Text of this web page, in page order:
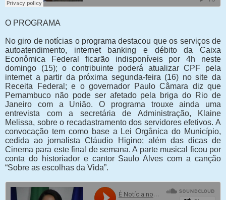
O PROGRAMA
No giro de notícias o programa destacou que os serviços de
autoatendimento, internet banking e débito da Caixa
Econômica Federal ficarão indisponíveis por 4h neste
domingo (15); o contribuinte poderá atualizar CPF pela
internet a partir da próxima segunda-feira (16) no site da
Receita Federal; e o governador Paulo Câmara diz que
Pernambuco não pode ser afetado pela briga do Rio de
Janeiro com a União. O programa trouxe ainda uma
entrevista com a secretária de Administração, Klaine
Melissa, sobre o recadastramento dos servidores efetivos. A
convocação tem como base a Lei Orgânica do Município,
cedida ao jornalista Cláudio Higino; além das dicas de
Cinema para este final de semana. A parte musical ficou por
conta do historiador e cantor Saulo Alves com a canção
“Sobre as escolhas da Vida”.